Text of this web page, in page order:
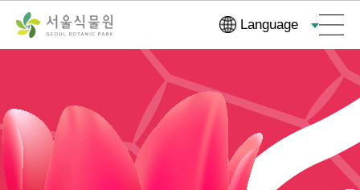
츠
가
기
본문으로
바로가기
Language